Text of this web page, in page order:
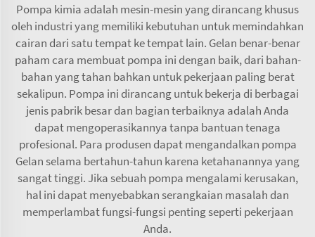
Pompa kimia adalah mesin-mesin yang dirancang khusus
oleh industri yang memiliki kebutuhan untuk memindahkan
cairan dari satu tempat ke tempat lain. Gelan benar-benar
paham cara membuat pompa ini dengan baik, dari bahan-
bahan yang tahan bahkan untuk pekerjaan paling berat
sekalipun. Pompa ini dirancang untuk bekerja di berbagai
jenis pabrik besar dan bagian terbaiknya adalah Anda
dapat mengoperasikannya tanpa bantuan tenaga
profesional. Para produsen dapat mengandalkan pompa
Gelan selama bertahun-tahun karena ketahanannya yang
sangat tinggi. Jika sebuah pompa mengalami kerusakan,
hal ini dapat menyebabkan serangkaian masalah dan
memperlambat fungsi-fungsi penting seperti pekerjaan
Anda.